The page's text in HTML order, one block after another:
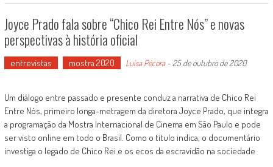
Joyce Prado fala sobre “Chico Rei Entre Nós” e novas
perspectivas à história oficial
entrevistas mostra 2020 Luísa Pécora- 25 de outubro de 2020
Um diálogo entre passado e presente conduz a narrativa de Chico Rei
Entre Nós, primeiro longa-metragem da diretora Joyce Prado, que integra
a programação da Mostra Internacional de Cinema em São Paulo e pode
ser visto online em todo o Brasil. Como o título indica, o documentário
investiga o legado de Chico Rei e os ecos da escravidão na sociedade